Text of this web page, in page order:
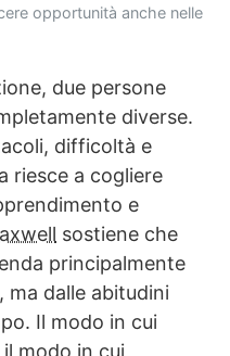
opportunità anche nelle
due persone
diverse.
difficoltà e
riesce a cogliere
e
sostiene che
principalmente
dalle abitudini
Il modo in cui
modo in cui